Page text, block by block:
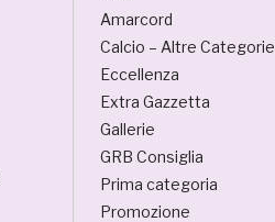
Amarcord
Calcio – Altre Categorie
Eccellenza
Extra Gazzetta
Gallerie
GRB Consiglia
Prima categoria
Promozione